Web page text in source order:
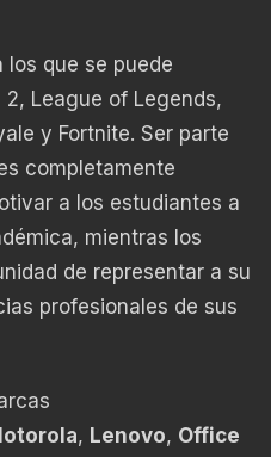
los que se puede
League of Legends,
y Fortnite. Ser parte
completamente
a los estudiantes a
mientras los
de representar a su
profesionales de sus
, Lenovo, Office